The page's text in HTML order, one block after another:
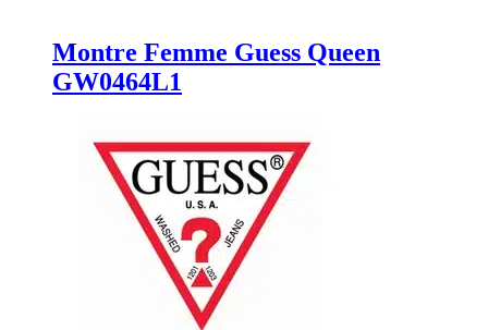
Montre Femme Guess Queen
GW0464L1